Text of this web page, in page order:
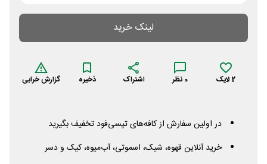
لینک خرید
2لایک 0 نظر اشتراک ذخیره گزارش خرابی
در اولین سفارش از کافه‌های تپسی‌فود تخفیف بگیرید
خرید آنلاین قهوه، شیک، اسموتی، آب‌میوه، کیک و دسر